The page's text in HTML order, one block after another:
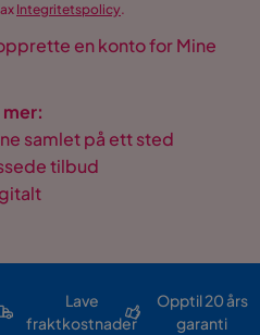
Integritetspolicy.
en konto for Mine
samlet på ett sted
tilbud
Lave
fraktkostnader
Opptil 20 års
garanti